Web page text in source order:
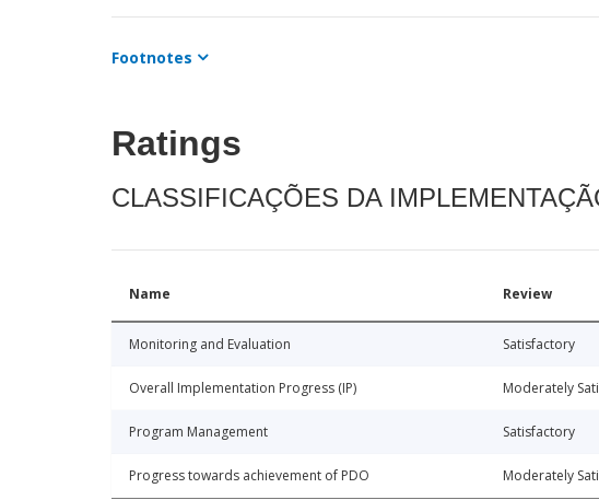
Footnotes
Ratings
CLASSIFICAÇÕES DA
Name Review
Monitoring and Evaluation Satisfactory
Overall Implementation Progress (IP) Moderately
Program Management Satisfactory
Progress towards achievement of PDO Moderately